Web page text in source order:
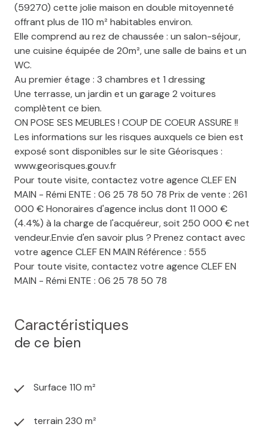
(59270) cette jolie maison en double mitoyenneté
offrant plus de 110 m² habitables environ.
Elle comprend au rez de chaussée : un salon-séjour,
une cuisine équipée de 20m², une salle de bains et un
WC.
Au premier étage : 3 chambres et 1 dressing
Une terrasse, un jardin et un garage 2 voitures
complètent ce bien.
ON POSE SES MEUBLES ! COUP DE COEUR ASSURE !!
Les informations sur les risques auxquels ce bien est
exposé sont disponibles sur le site Géorisques :
www.georisques.gouv.fr
Pour toute visite, contactez votre agence CLEF EN
MAIN - Rémi ENTE : 06 25 78 50 78 Prix de vente : 261
000 € Honoraires d'agence inclus dont 11 000 €
(4.4%) à la charge de l'acquéreur, soit 250 000 € net
vendeur.Envie d'en savoir plus ? Prenez contact avec
votre agence CLEF EN MAIN Référence : 555
Pour toute visite, contactez votre agence CLEF EN
MAIN - Rémi ENTE : 06 25 78 50 78
Caractéristiques
de ce bien
Surface 110 m²
terrain 230 m²